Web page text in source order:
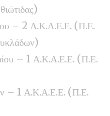
– 2 Α.Κ.Α.Ε.Ε. (Π.Ε.
– 1 Α.Κ.Α.Ε.Ε. (Π.Ε.
– 1 Α.Κ.Α.Ε.Ε. (Π.Ε.